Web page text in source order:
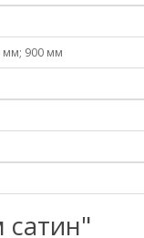
мм; 900 мм
сатин"